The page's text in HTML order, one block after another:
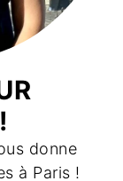
donne
à Paris !